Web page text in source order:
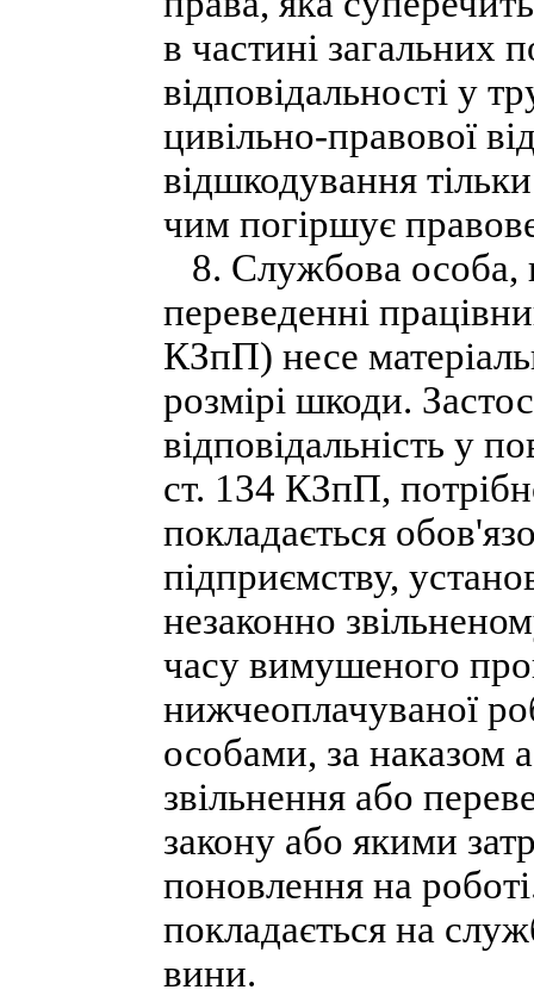
в частині загальних
відповідальності у
цивільно-правової
відшкодування
чим погіршує
8. Службова особа,
переведенні
КЗпП) несе
розмірі шкоди.
відповідальність у
ст. 134 КЗпП,
покладається
підприємству,
незаконно
часу вимушеного
нижчеоплачуваної
особами, за наказом
звільнення або
закону або якими
поновлення на
покладається на
вини.